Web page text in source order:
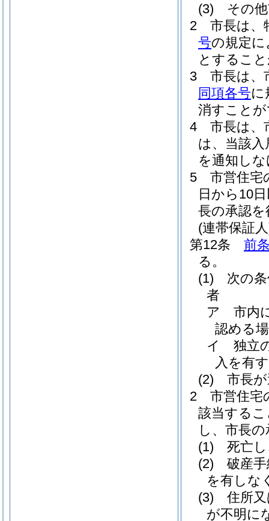
(3)
その
2
市長は、
号の規定
とするこ
3
市長は、
同項各号に
消すこと
4
市長は、
は、当該
を通知し
5
市営住宅
日から10
長の承認
(連帯保証
第12条
前
る。
(1)
次の
者
ア
市内
認める
イ
独立
入を有
(2)
市長
2
市営住宅
該当する
し、市長
(1)
死亡
(2)
破産
を有しな
(3)
住所
が不明に